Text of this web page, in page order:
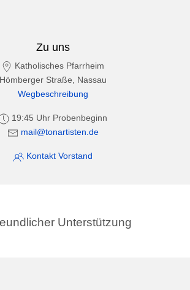
Zu uns
Katholisches Pfarrheim
Hömberger Straße, Nassau
Wegbeschreibung
19:45 Uhr Probenbeginn
mail@tonartisten.de
Kontakt Vorstand
Unterstützung